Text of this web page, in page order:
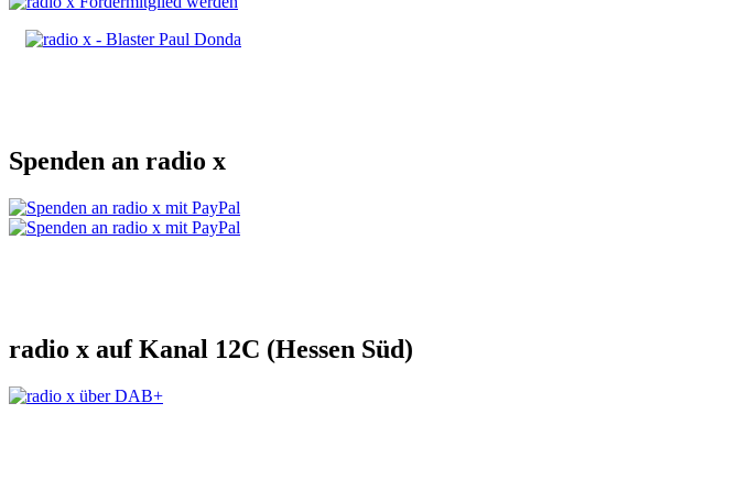
Spenden an radio x
radio x auf Kanal 12C (Hessen Süd)